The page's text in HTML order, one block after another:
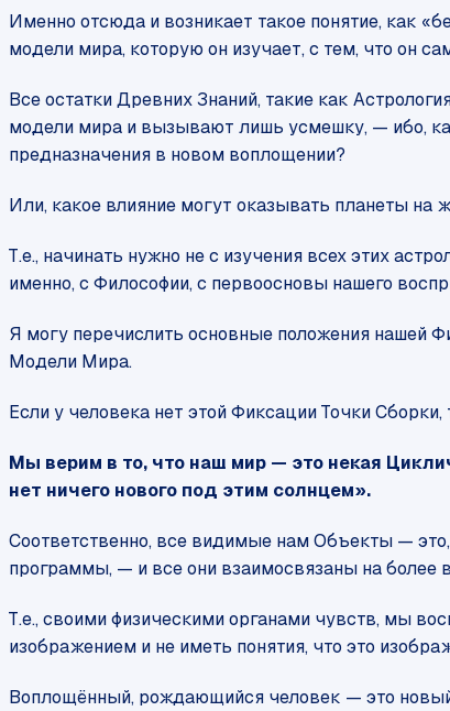
Именно отсюда и возникает такое понятие, как
модели мира, которую он изучает, с тем, что он
Все остатки Древних Знаний, такие как
модели мира и вызывают лишь усмешку, — ибо,
предназначения в новом воплощении?
Или, какое влияние могут оказывать планеты на
Т.е., начинать нужно не с изучения всех этих
именно, с Философии, с первоосновы нашего
Я могу перечислить основные положения нашей
Модели Мира.
Если у человека нет этой Фиксации Точки
Мы верим в то, что наш мир — это некая
нет ничего нового под этим солнцем».
Соответственно, все видимые нам Объекты —
программы, — и все они взаимосвязаны на более
Т.е., своими физическими органами чувств, мы
изображением и не иметь понятия, что это
Воплощённый, рождающийся человек — это